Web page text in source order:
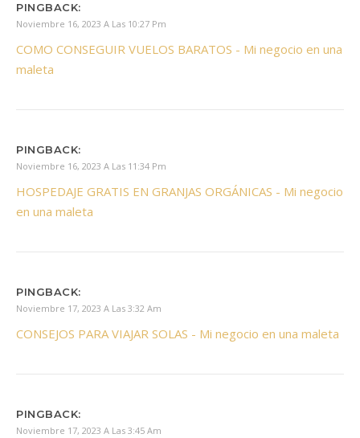
PINGBACK:
Noviembre 16, 2023 A Las 10:27 Pm
COMO CONSEGUIR VUELOS BARATOS - Mi negocio en una
maleta
PINGBACK:
Noviembre 16, 2023 A Las 11:34 Pm
HOSPEDAJE GRATIS EN GRANJAS ORGÁNICAS - Mi negocio
en una maleta
PINGBACK:
Noviembre 17, 2023 A Las 3:32 Am
CONSEJOS PARA VIAJAR SOLAS - Mi negocio en una maleta
PINGBACK:
Noviembre 17, 2023 A Las 3:45 Am